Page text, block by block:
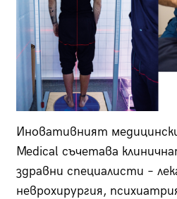
Иновативният
Medical съчетава
здравни специалисти –
неврохирургия,